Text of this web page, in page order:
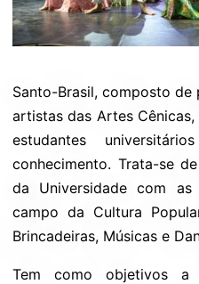
Santo-Brasil, composto de
artistas das Artes
estudantes
conhecimento. Trata-se
da Universidade com as
campo da Cultura
Brincadeiras, Músicas e
Tem como objetivos a